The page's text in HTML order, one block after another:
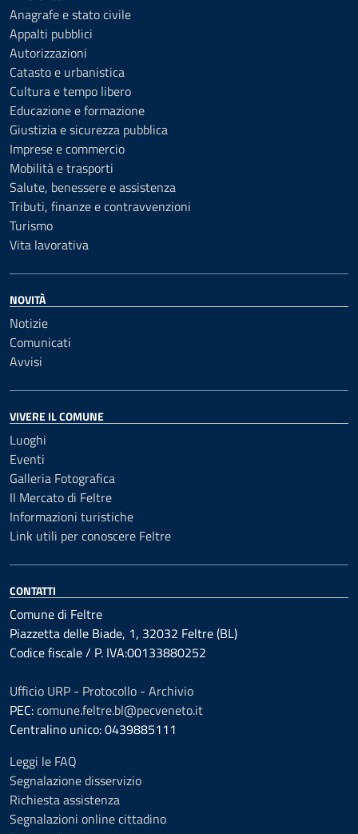
Anagrafe e stato civile
Appalti pubblici
Autorizzazioni
Catasto e urbanistica
Cultura e tempo libero
Educazione e formazione
Giustizia e sicurezza pubblica
Imprese e commercio
Mobilità e trasporti
Salute, benessere e assistenza
Tributi, finanze e contravvenzioni
Turismo
Vita lavorativa
NOVITÀ
Notizie
Comunicati
Avvisi
VIVERE IL COMUNE
Luoghi
Eventi
Galleria Fotografica
Il Mercato di Feltre
Informazioni turistiche
Link utili per conoscere Feltre
CONTATTI
Comune di Feltre
Piazzetta delle Biade, 1, 32032 Feltre (BL)
Codice fiscale / P. IVA:00133880252
Ufficio URP - Protocollo - Archivio
PEC:comune.feltre.bl@pecveneto.it
Centralino unico: 0439885111
Leggi le FAQ
Segnalazione disservizio
Richiesta assistenza
Segnalazioni online cittadino